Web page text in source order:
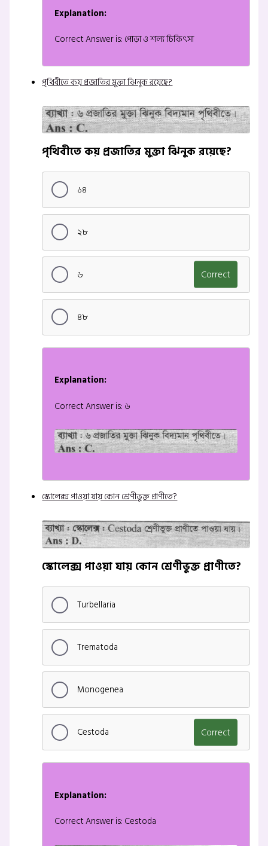
Explanation:
Correct Answer is: পোড়া ও শল্য চিকিৎসা
পৃথিবীতে কয় প্রজাতির মুক্তা ঝিনুক রয়েছে?
পৃথিবীতে কয় প্রজাতির মুক্তা ঝিনুক রয়েছে?
১৪
২৮
৬ Correct
৪৮
Explanation:
Correct Answer is: ৬
স্কোলেক্স পাওয়া যায় কোন শ্রেণীভুক্ত প্রাণীতে?
স্কোলেক্স পাওয়া যায় কোন শ্রেণীভুক্ত প্রাণীতে?
Turbellaria
Trematoda
Monogenea
Cestoda Correct
Explanation:
Correct Answer is: Cestoda